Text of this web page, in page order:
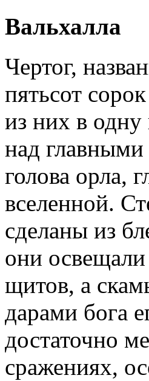
Вальхалла
Чертог,
пятьсот
из них в
над главными
голова орла,
вселенной.
сделаны из
они освещали
щитов, а
дарами бога
достаточно
сражениях,